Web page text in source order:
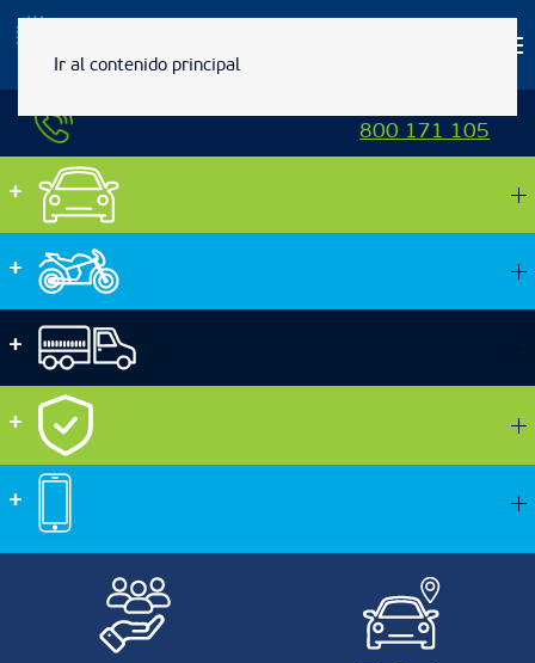
Ir al contenido principal
800 171 105